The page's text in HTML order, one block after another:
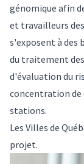
génomique afin
et travailleurs
s'exposent à des
du traitement
d'évaluation du
concentration de
stations.
Les Villes de
projet.